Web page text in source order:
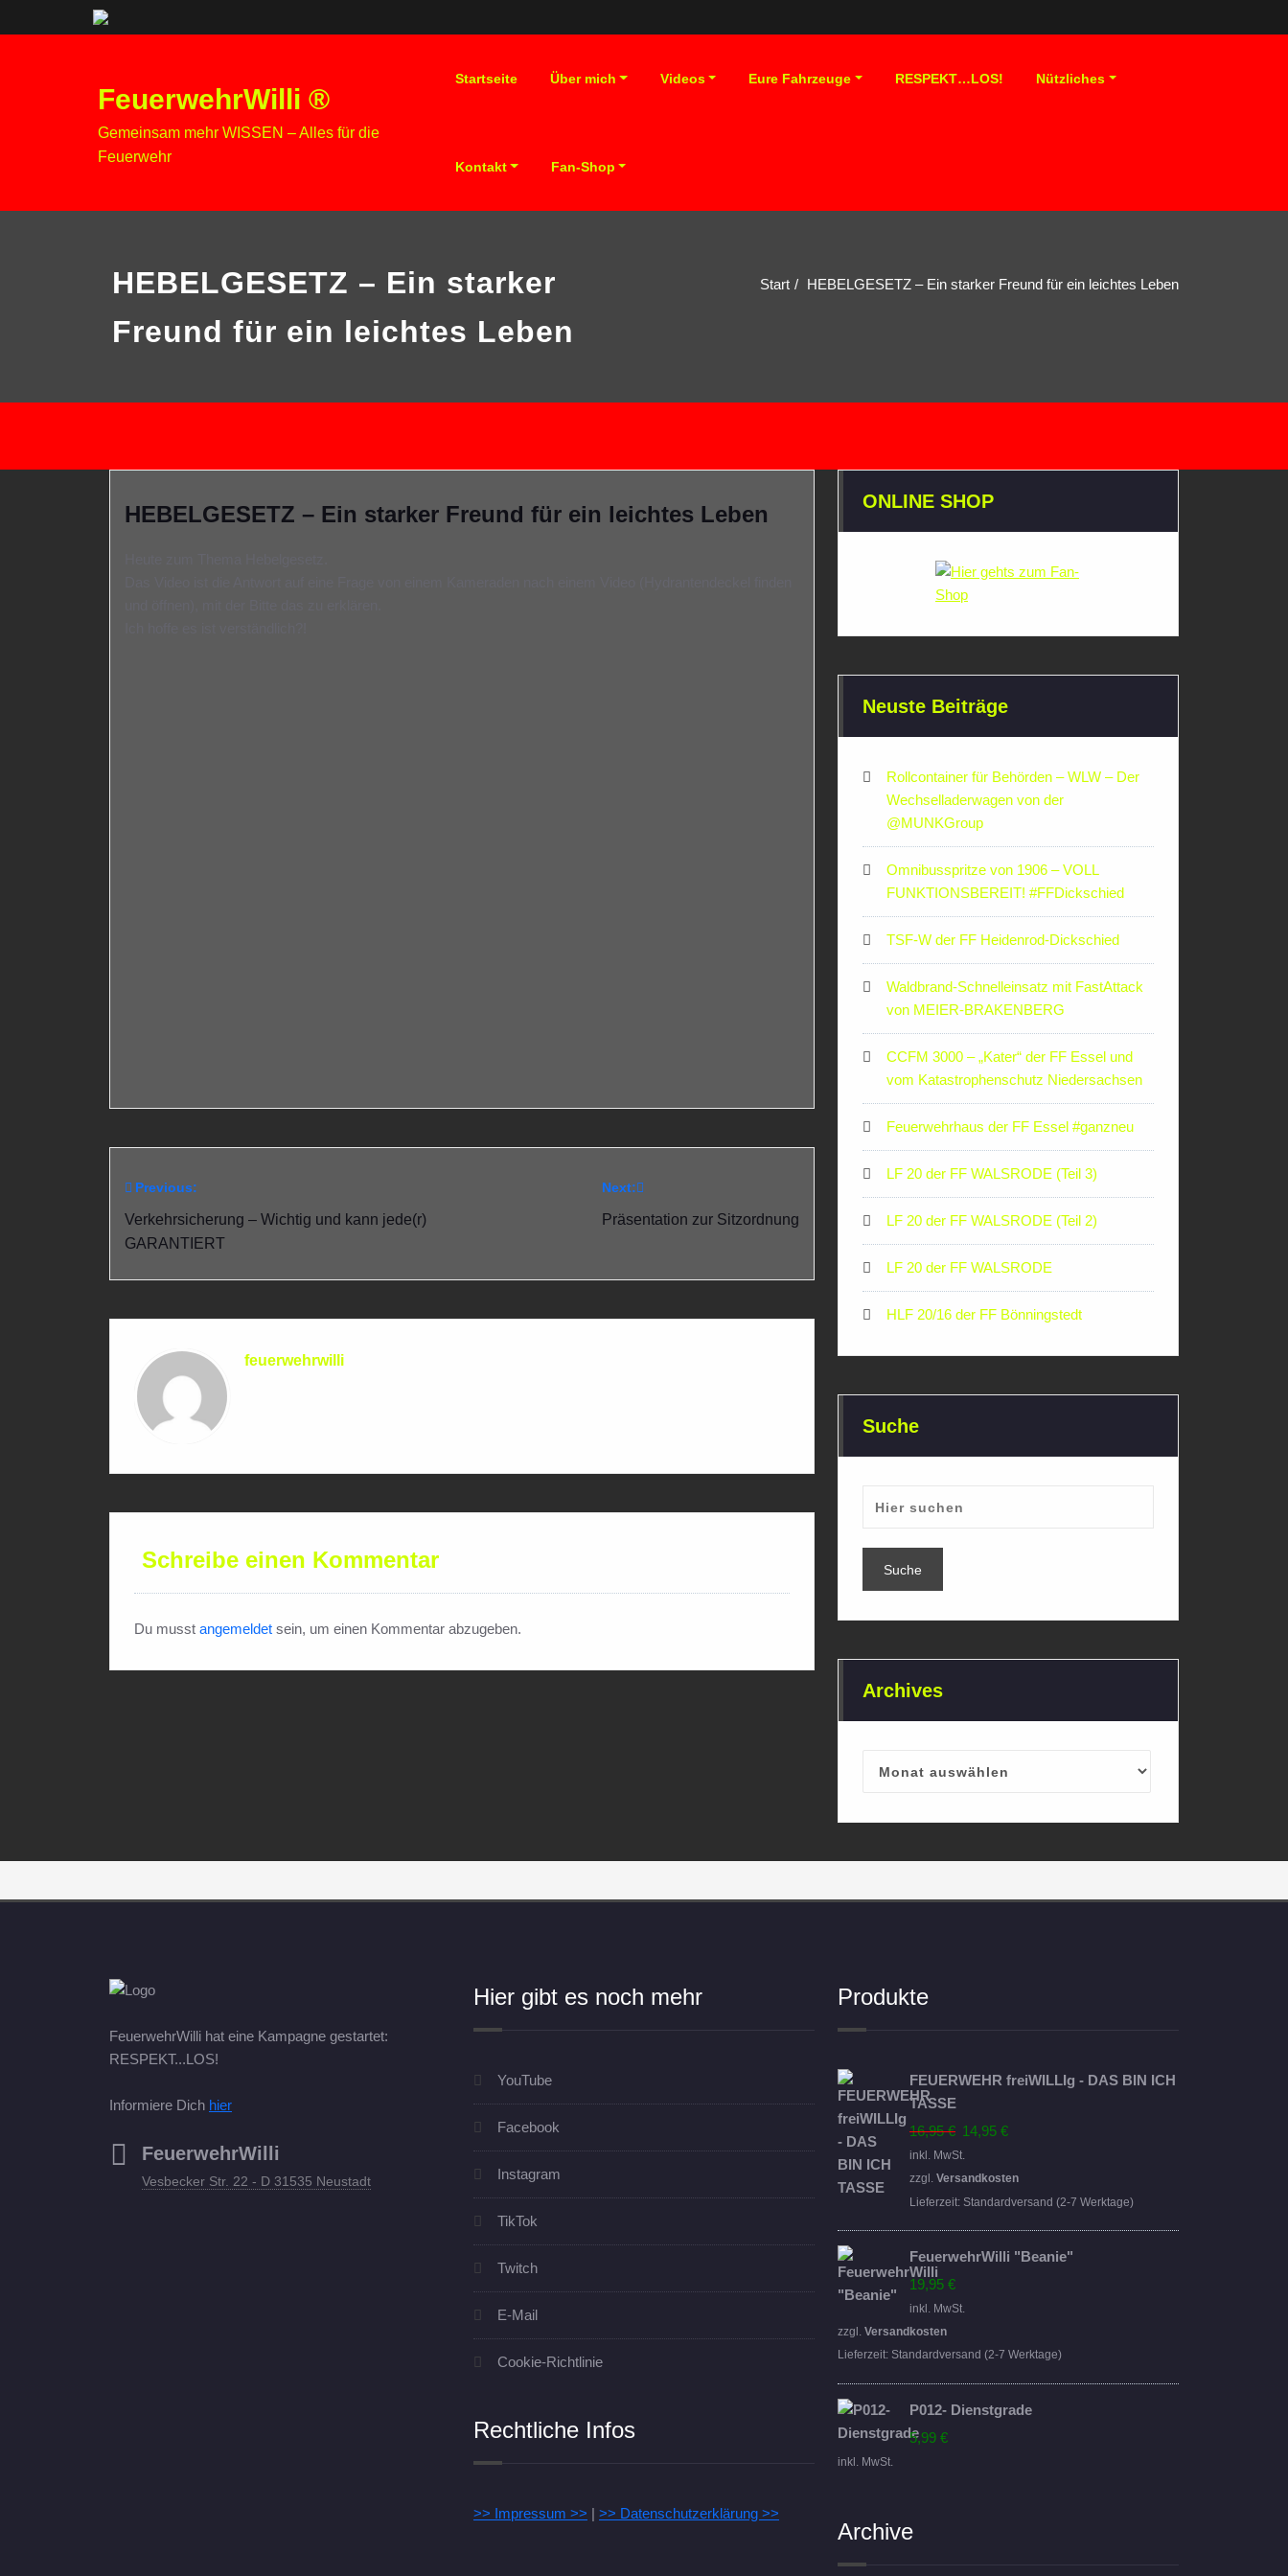
FeuerwehrWilli ®
Gemeinsam mehr WISSEN – Alles für die
Feuerwehr
Startseite Über mich Videos Eure Fahrzeuge RESPEKT…LOS! Nützliches
Kontakt Fan-Shop
HEBELGESETZ – Ein starker
Freund für ein leichtes Leben
Start HEBELGESETZ – Ein starker Freund für ein leichtes Leben
HEBELGESETZ – Ein starker Freund für ein leichtes Leben
Beitragsnavigation
Previous:
Verkehrsicherung – Wichtig und kann jede(r)
GARANTIERT
Next:
Präsentation zur Sitzordnung
feuerwehrwilli
Schreibe einen Kommentar
Du musst angemeldet sein, um einen Kommentar abzugeben.
ONLINE SHOP
Neuste Beiträge
Rollcontainer für Behörden – WLW – Der
Wechselladerwagen von der
‪@MUNKGroup‬
Omnibusspritze von 1906 – VOLL
FUNKTIONSBEREIT! #FFDickschied
TSF-W der FF Heidenrod-Dickschied
Waldbrand-Schnelleinsatz mit FastAttack
von MEIER-BRAKENBERG
CCFM 3000 – „Kater“ der FF Essel und
vom Katastrophenschutz Niedersachsen
Feuerwehrhaus der FF Essel #ganzneu
LF 20 der FF WALSRODE (Teil 3)
LF 20 der FF WALSRODE (Teil 2)
LF 20 der FF WALSRODE
HLF 20/16 der FF Bönningstedt
Suche
Archives
FeuerwehrWilli hat eine Kampagne gestartet:
RESPEKT...LOS!
Informiere Dich hier
FeuerwehrWilli
Vesbecker Str. 22 - D 31535 Neustadt
Hier gibt es noch mehr
YouTube
Facebook
Instagram
TikTok
Twitch
E-Mail
Cookie-Richtlinie
Rechtliche Infos
>> Impressum >> | >> Datenschutzerklärung >>
Produkte
FEUERWEHR freiWILLIg - DAS BIN ICH
TASSE
16,95€ Ursprünglicher
Preis
war:
16,95 €
14,95 €
ist:
14,95 €.
inkl. MwSt.
zzgl. Versandkosten
Lieferzeit: Standardversand (2-7 Werktage)
FeuerwehrWilli "Beanie"
19,95 €
inkl. MwSt.
zzgl. Versandkosten
Lieferzeit: Standardversand (2-7 Werktage)
P012- Dienstgrade
5,99 €
inkl. MwSt.
Archive